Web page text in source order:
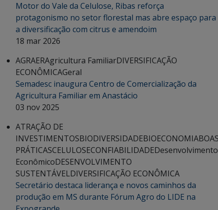
Motor do Vale da Celulose, Ribas reforça
protagonismo no setor florestal mas abre espaço para
a diversificação com citrus e amendoim
18 mar 2026
AGRAERAgricultura FamiliarDIVERSIFICAÇÃO
ECONÔMICAGeral
Semadesc inaugura Centro de Comercialização da
Agricultura Familiar em Anastácio
03 nov 2025
ATRAÇÃO DE
INVESTIMENTOSBIODIVERSIDADEBIOECONOMIA
PRÁTICASCELULOSECONFIABILIDADEDesenvolvimento
EconômicoDESENVOLVIMENTO
SUSTENTÁVELDIVERSIFICAÇÃO ECONÔMICA
Secretário destaca liderança e novos caminhos da
produção em MS durante Fórum Agro do LIDE na